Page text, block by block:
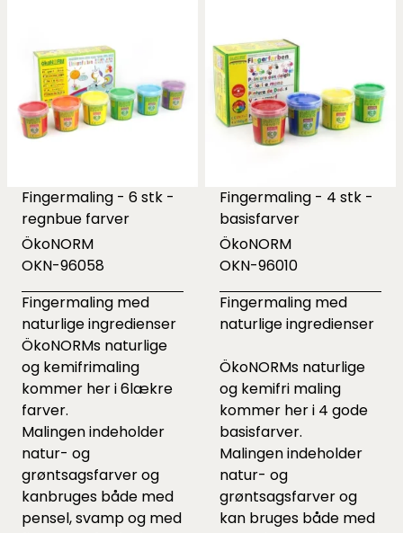
Fingermaling - 6 stk -
regnbue farver
ÖkoNORM
OKN-96058
Fingermaling med
naturlige ingredienser
ÖkoNORMs naturlige
og kemifrimaling
kommer her i 6lækre
farver.
Malingen indeholder
natur- og
grøntsagsfarver og
kanbruges både med
pensel, svamp og med
Fingermaling - 4 stk -
basisfarver
ÖkoNORM
OKN-96010
Fingermaling med
naturlige ingredienser
ÖkoNORMs naturlige
og kemifri maling
kommer her i 4 gode
basisfarver.
Malingen indeholder
natur- og
grøntsagsfarver og
kan bruges både med